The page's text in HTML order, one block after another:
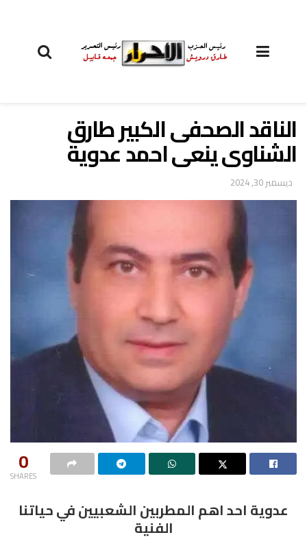
الناقد الصحفى الكبير طارق
الشناوى ينعى احمد عدوية
ديسمبر 30, 2024
0
SHARES
عدوية احد اهم المطربين الشعبيين في حياتنا
الفنية